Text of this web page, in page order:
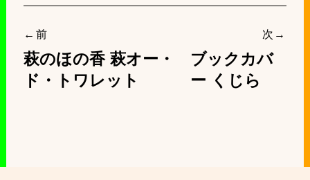
稿
ナ
前
萩のほの香 萩オー・
ド・トワレット
次
ブックカバ
ー くじら